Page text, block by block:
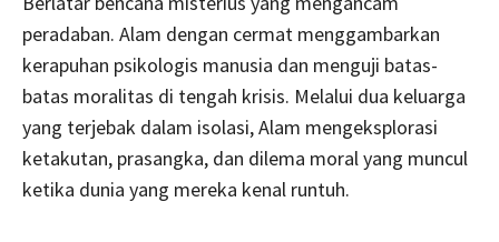
peradaban. Alam dengan cermat menggambarkan
kerapuhan psikologis manusia dan menguji batas-
batas moralitas di tengah krisis. Melalui dua keluarga
yang terjebak dalam isolasi, Alam mengeksplorasi
ketakutan, prasangka, dan dilema moral yang muncul
ketika dunia yang mereka kenal runtuh.